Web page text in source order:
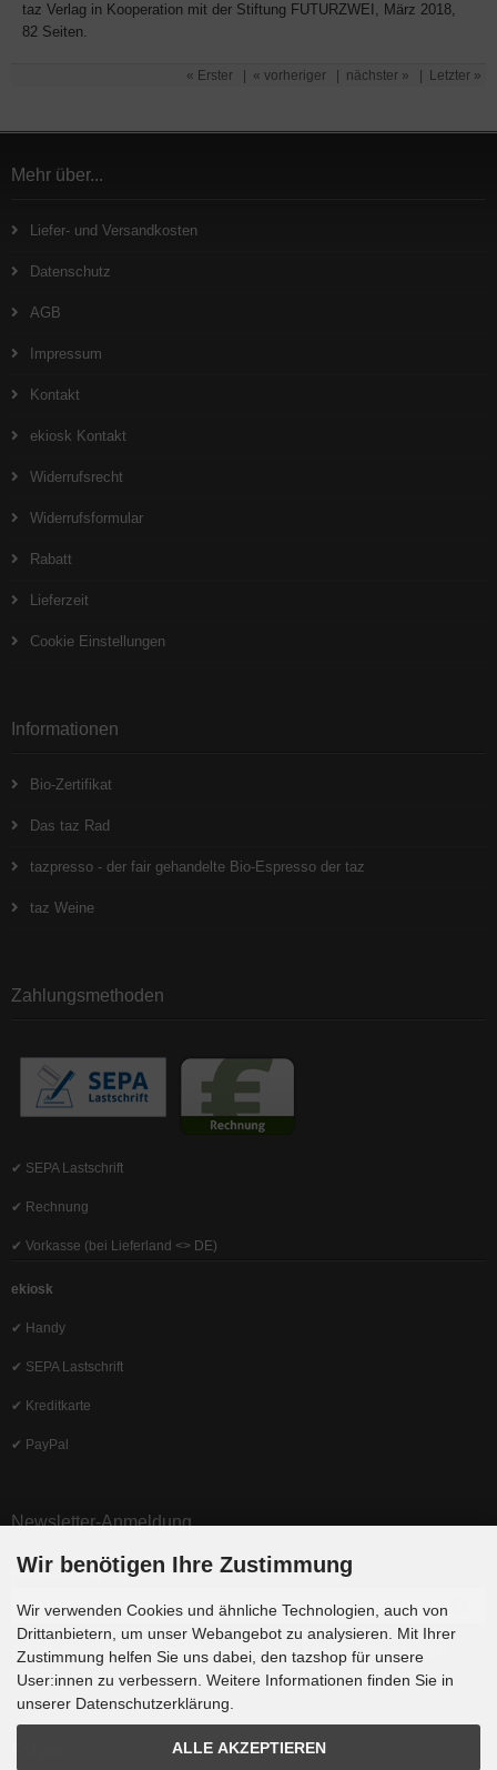
taz Verlag in Kooperation mit der Stiftung FUTURZWEI, März 2018,
82 Seiten.
« Erster « vorheriger nächster » Letzter »
Mehr über...
Liefer- und Versandkosten
Datenschutz
AGB
Impressum
Kontakt
ekiosk Kontakt
Widerrufsrecht
Widerrufsformular
Rabatt
Lieferzeit
Cookie Einstellungen
Informationen
Bio-Zertifikat
Das taz Rad
tazpresso - der fair gehandelte Bio-Espresso der taz
taz Weine
Zahlungsmethoden
✔ SEPA Lastschrift
✔ Rechnung
✔ Vorkasse (bei Lieferland <> DE)
ekiosk
✔ Handy
✔ SEPA Lastschrift
✔ Kreditkarte
✔ PayPal
Newsletter-Anmeldung
E-Mail-Adresse:
Der Newsletter kann jederzeit hier oder in Ihrem Kundenkonto abbestellt
werden.
Wir benötigen Ihre Zustimmung
Wir verwenden Cookies und ähnliche Technologien, auch von
Drittanbietern, um unser Webangebot zu analysieren. Mit Ihrer
Zustimmung helfen Sie uns dabei, den tazshop für unsere
User:innen zu verbessern. Weitere Informationen finden Sie in
unserer Datenschutzerklärung.
ALLE AKZEPTIEREN